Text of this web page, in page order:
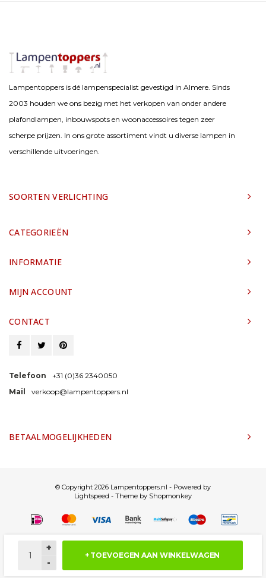
+
-
+ TOEVOEGEN AAN WINKELWAGEN
Lampentoppers is dé lampenspecialist gevestigd in Almere. Sinds
2003 houden we ons bezig met het verkopen van onder andere
plafondlampen, inbouwspots en woonaccessoires tegen zeer
scherpe prijzen. In ons grote assortiment vindt u diverse lampen in
verschillende uitvoeringen.
SOORTEN VERLICHTING
CATEGORIEËN
INFORMATIE
MIJN ACCOUNT
CONTACT
Telefoon
+31 (0)36 2340050
Mail
verkoop@lampentoppers.nl
BETAALMOGELIJKHEDEN
© Copyright 2026 Lampentoppers.nl - Powered by
Lightspeed - Theme by Shopmonkey